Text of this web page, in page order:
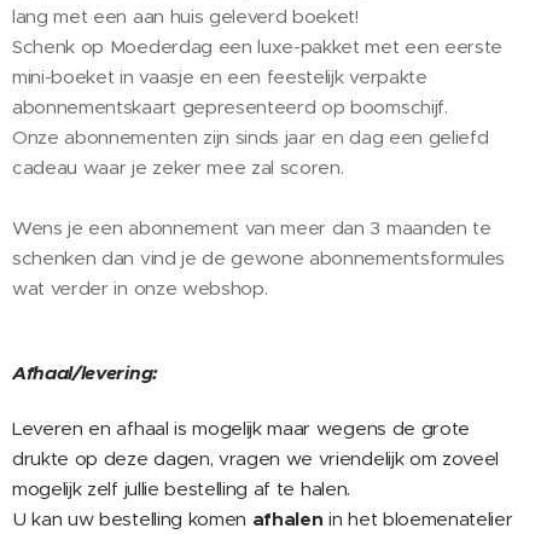
lang met een aan huis geleverd boeket!
Schenk op Moederdag een luxe-pakket met een eerste
mini-boeket in vaasje en een feestelijk verpakte
abonnementskaart gepresenteerd op boomschijf.
Onze abonnementen zijn sinds jaar en dag een geliefd
cadeau waar je zeker mee zal scoren.
Wens je een abonnement van meer dan 3 maanden te
schenken dan vind je de gewone abonnementsformules
wat verder in onze webshop.
Afhaal/levering:
Leveren en afhaal is mogelijk maar wegens de grote
drukte op deze dagen, vragen we vriendelijk om zoveel
mogelijk zelf jullie bestelling af te halen.
U kan uw bestelling komen afhalen in het bloemenatelier